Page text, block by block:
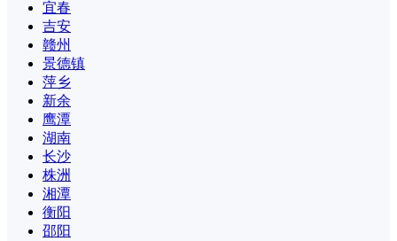
宜春
吉安
赣州
景德镇
萍乡
新余
鹰潭
湖南
长沙
株洲
湘潭
衡阳
邵阳